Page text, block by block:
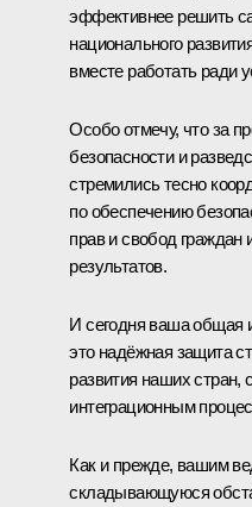
эффективнее решить
национального
вместе работать ради
Особо отмечу, что за
безопасности и
стремились тесно
по обеспечению
прав и свобод граждан
результатов.
И сегодня ваша общая
это надёжная защита
развития наших стран,
интеграционным
Как и прежде, вашим
складывающуюся